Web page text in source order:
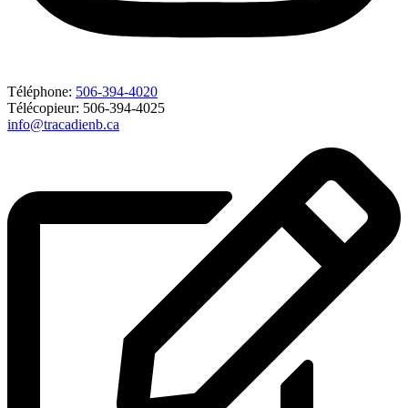
Téléphone: 506-394-4020
Télécopieur: 506-394-4025
info@tracadienb.ca